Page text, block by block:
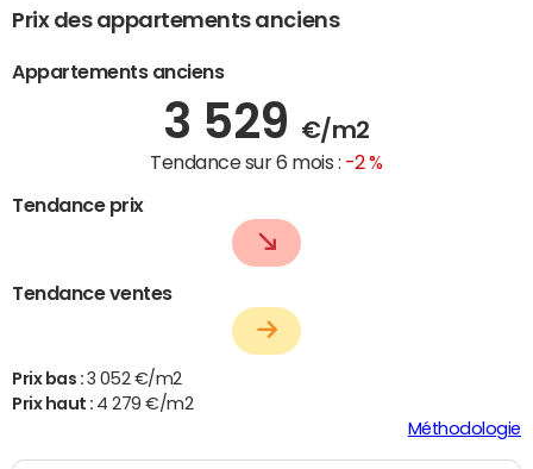
Prix des appartements anciens
Appartements anciens
3 529 €/m2
Tendance sur 6 mois : -2 %
Tendance prix
Tendance ventes
Prix bas : 3 052 €/m2
Prix haut : 4 279 €/m2
Méthodologie